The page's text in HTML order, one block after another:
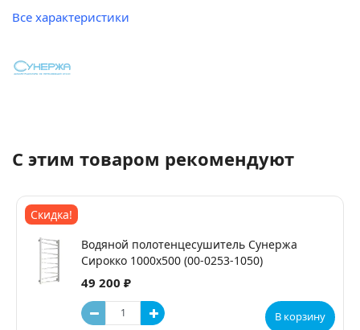
Все характеристики
С этим товаром рекомендуют
Скидка!
Водяной полотенцесушитель Сунержа
Сирокко 1000x500 (00-0253-1050)
49 200 ₽
В корзину